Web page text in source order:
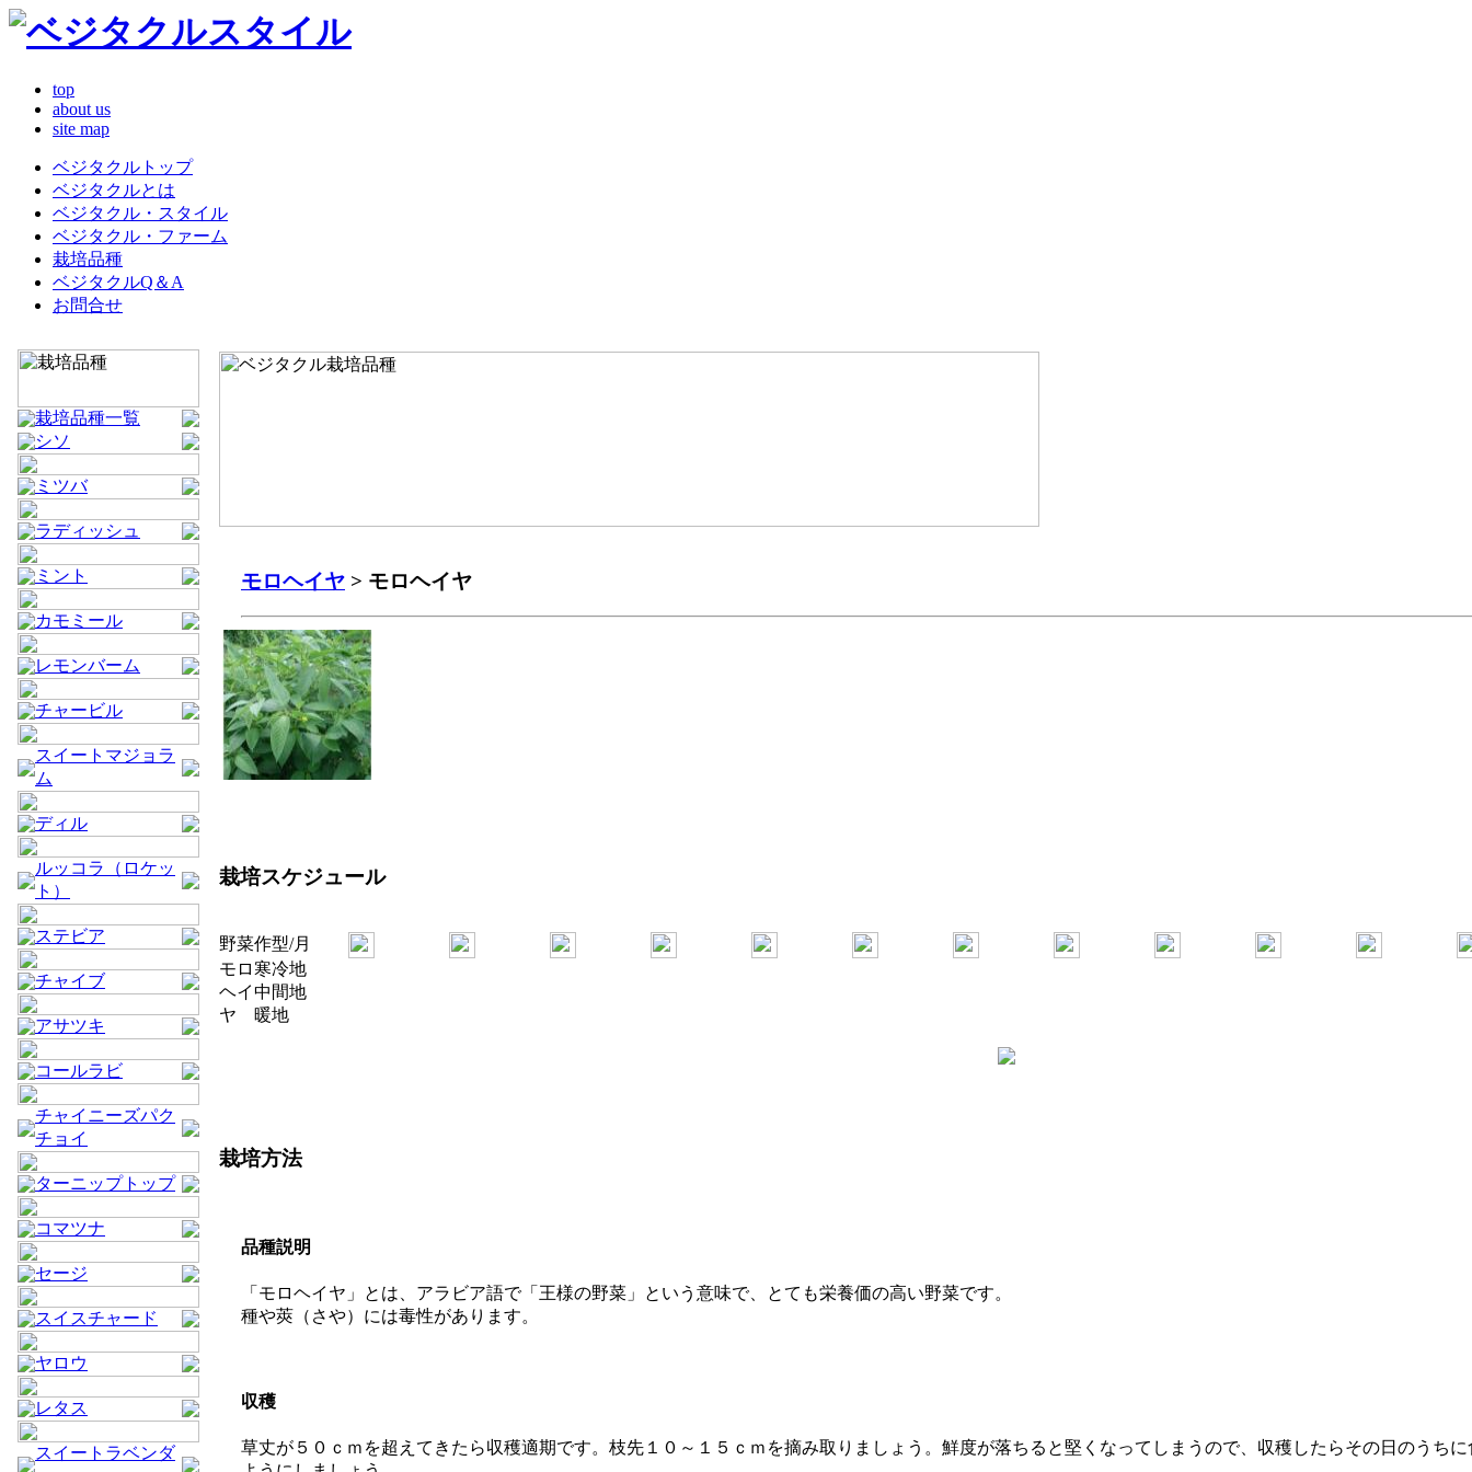
top
about us
site map
ベジタクルトップ
ベジタクルとは
ベジタクル・スタイル
ベジタクル・ファーム
栽培品種
ベジタクルQ＆A
お問合せ
栽培品種一覧
シソ
ミツバ
ラディッシュ
ミント
カモミール
レモンバーム
チャービル
スイートマジョラ
ム
ディル
ルッコラ（ロケッ
ト）
ステビア
チャイブ
アサツキ
コールラビ
チャイニーズパク
チョイ
ターニップトップ
コマツナ
セージ
スイスチャード
ヤロウ
レタス
スイートラベンダ
モロヘイヤ > モロヘイヤ
栽培スケジュール
野菜作型/月
モロ
ヘイ
ヤ
寒冷地
中間地
暖地
栽培方法
品種説明
「モロヘイヤ」とは、アラビア語で「王様の野菜」という意味で、とても栄養価の高い野菜です。
種や莢（さや）には毒性があります。
収穫
草丈が５０ｃｍを超えてきたら収穫適期です。枝先１０～１５ｃｍを摘み取りましょう。鮮度が落ちると堅くなってしまうので、収穫したらその日のうちに